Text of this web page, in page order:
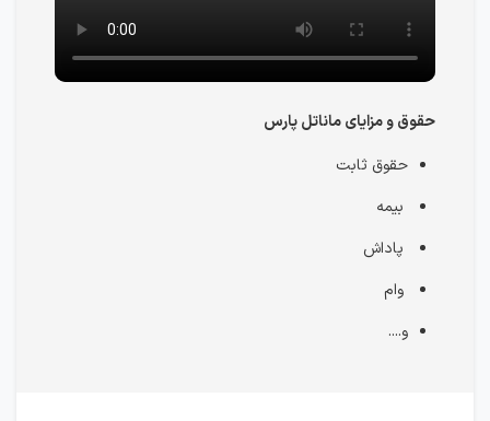
حقوق و مزایای ماناتل پارس
حقوق ثابت
بیمه
پاداش
وام
و....